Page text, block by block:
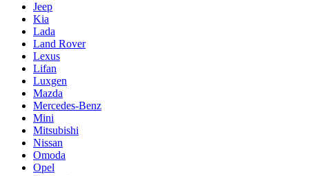
Jeep
Kia
Lada
Land Rover
Lexus
Lifan
Luxgen
Mazda
Mercedes-Benz
Mini
Mitsubishi
Nissan
Omoda
Opel